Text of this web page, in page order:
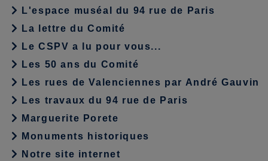
L'espace muséal du 94 rue de Paris
La lettre du Comité
Le CSPV a lu pour vous...
Les 50 ans du Comité
Les rues de Valenciennes par André Gauvin
Les travaux du 94 rue de Paris
Marguerite Porete
Monuments historiques
Notre site internet